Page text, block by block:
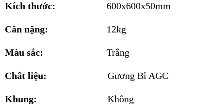
Kích thước: 600x600x50mm
Cân nặng: 12kg
Màu sắc: Trắng
Chất liệu: Gương Bỉ AGC
Khung: Không